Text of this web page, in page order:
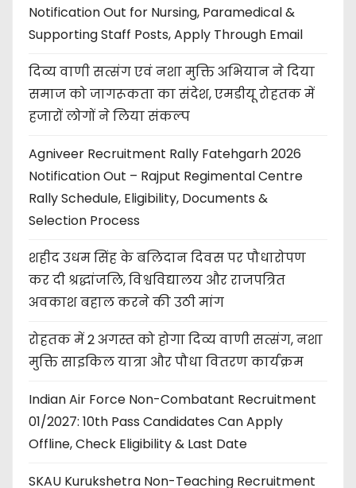
Notification Out for Nursing, Paramedical &
Supporting Staff Posts, Apply Through Email
दिव्य वाणी सत्संग एवं नशा मुक्ति अभियान ने दिया
समाज को जागरूकता का संदेश, एमडीयू रोहतक में
हजारों लोगों ने लिया संकल्प
Agniveer Recruitment Rally Fatehgarh 2026
Notification Out – Rajput Regimental Centre
Rally Schedule, Eligibility, Documents &
Selection Process
शहीद उधम सिंह के बलिदान दिवस पर पौधारोपण
कर दी श्रद्धांजलि, विश्वविद्यालय और राजपत्रित
अवकाश बहाल करने की उठी मांग
रोहतक में 2 अगस्त को होगा दिव्य वाणी सत्संग, नशा
मुक्ति साइकिल यात्रा और पौधा वितरण कार्यक्रम
Indian Air Force Non-Combatant Recruitment
01/2027: 10th Pass Candidates Can Apply
Offline, Check Eligibility & Last Date
SKAU Kurukshetra Non-Teaching Recruitment